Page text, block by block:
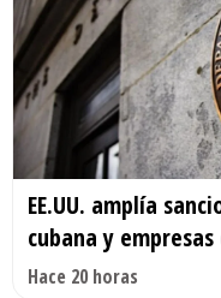
EE.UU. amplía
cubana y empresas
Hace 20 horas